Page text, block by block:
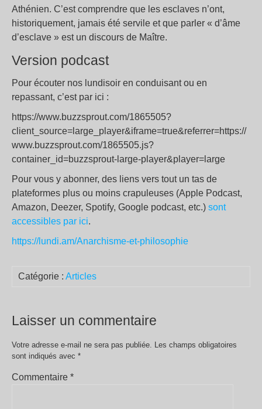
Athénien. C’est comprendre que les esclaves n’ont,
historiquement, jamais été servile et que parler « d’âme
d’esclave » est un discours de Maître.
Version podcast
Pour écouter nos lundisoir en conduisant ou en
repassant, c’est par ici :
https://www.buzzsprout.com/1865505?
client_source=large_player&iframe=true&referrer=https://
www.buzzsprout.com/1865505.js?
container_id=buzzsprout-large-player&player=large
Pour vous y abonner, des liens vers tout un tas de
plateformes plus ou moins crapuleuses (Apple Podcast,
Amazon, Deezer, Spotify, Google podcast, etc.) sont
accessibles par ici.
https://lundi.am/Anarchisme-et-philosophie
Catégorie : Articles
Laisser un commentaire
Votre adresse e-mail ne sera pas publiée. Les champs obligatoires
sont indiqués avec *
Commentaire *